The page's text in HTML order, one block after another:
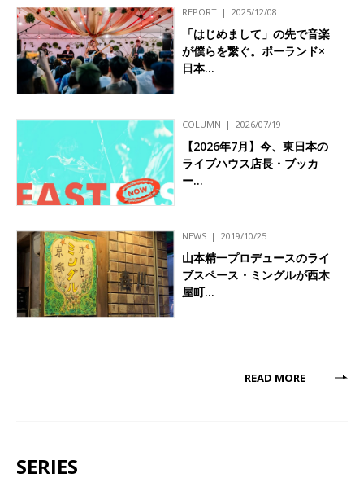
REPORT 2025/12/08
「はじめまして」の先で音楽
が僕らを繋ぐ。ポーランド×
日本…
COLUMN 2026/07/19
【2026年7月】今、東日本の
ライブハウス店長・ブッカ
ー…
NEWS 2019/10/25
山本精一プロデュースのライ
ブスペース・ミングルが西木
屋町…
READ MORE
SERIES